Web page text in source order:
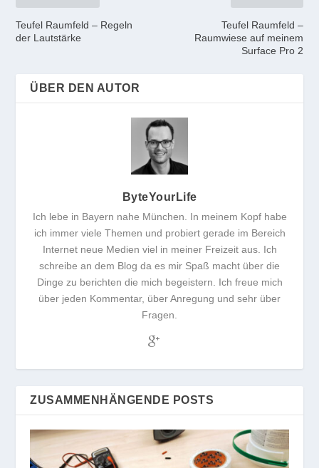
Teufel Raumfeld – Regeln
der Lautstärke
Teufel Raumfeld –
Raumwiese auf meinem
Surface Pro 2
ÜBER DEN AUTOR
ByteYourLife
Ich lebe in Bayern nahe München. In meinem Kopf habe
ich immer viele Themen und probiert gerade im Bereich
Internet neue Medien viel in meiner Freizeit aus. Ich
schreibe an dem Blog da es mir Spaß macht über die
Dinge zu berichten die mich begeistern. Ich freue mich
über jeden Kommentar, über Anregung und sehr über
Fragen.
ZUSAMMENHÄNGENDE POSTS